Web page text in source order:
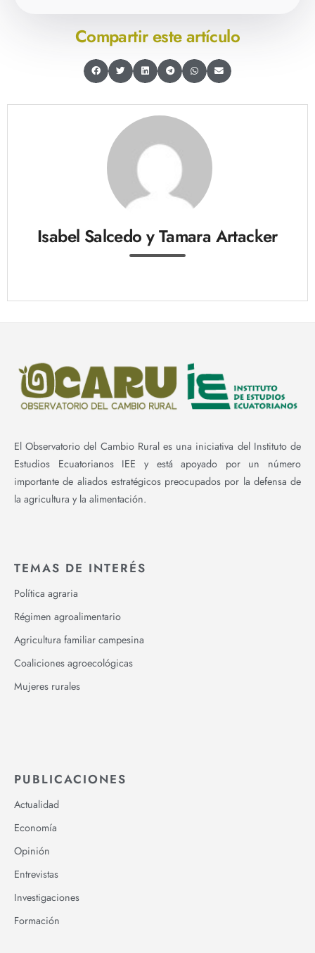
Compartir este artículo
Isabel Salcedo y Tamara Artacker
El Observatorio del Cambio Rural es una iniciativa del Instituto de
Estudios Ecuatorianos IEE y está apoyado por un número
importante de aliados estratégicos preocupados por la defensa de
la agricultura y la alimentación.
TEMAS DE INTERÉS
Política agraria
Régimen agroalimentario
Agricultura familiar campesina
Coaliciones agroecológicas
Mujeres rurales
PUBLICACIONES
Actualidad
Economía
Opinión
Entrevistas
Investigaciones
Formación